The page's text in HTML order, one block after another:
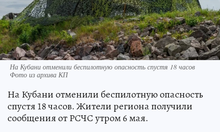
На Кубани отменили беспилотную опасность спустя 18 часов
Фото из архива КП
На Кубани отменили беспилотную опасность
спустя 18 часов. Жители региона получили
сообщения от РСЧС утром 6 мая.